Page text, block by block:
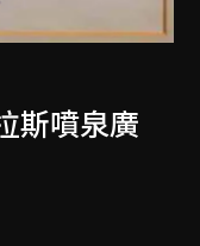
斯噴泉廣